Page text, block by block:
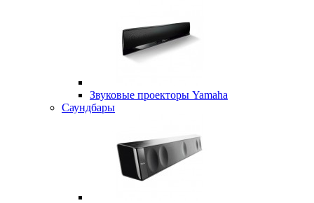
Звуковые проекторы Yamaha
Саундбары